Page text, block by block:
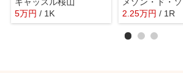
キャッスル桜山
5万円 / 1K
メゾン・ド・
2.25万円 / 1R